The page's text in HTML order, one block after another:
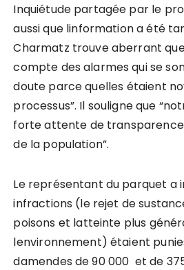
Inquiétude partagée par le
aussi que linformation a été
Charmatz trouve aberrant que
compte des alarmes qui se
doute parce quelles étaient
processus”. Il souligne que
forte attente de
de la population”.
Le représentant du parquet a
infractions (le rejet de
poisons et latteinte plus
lenvironnement) étaient
damendes de 90 000  et de